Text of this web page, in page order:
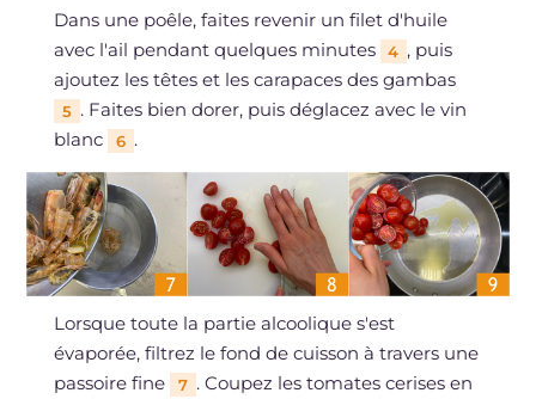
Dans une poêle, faites revenir un filet d'huile
avec l'ail pendant quelques minutes
4 , puis
ajoutez les têtes et les carapaces des gambas
5 . Faites bien dorer, puis déglacez avec le vin
blanc
6 .
Lorsque toute la partie alcoolique s'est
évaporée, filtrez le fond de cuisson à travers une
passoire fine
7 . Coupez les tomates cerises en